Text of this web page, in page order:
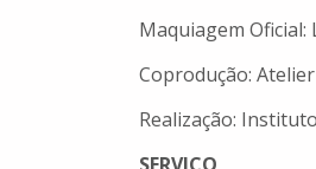
Maquiagem
Coprodução:
Realização: